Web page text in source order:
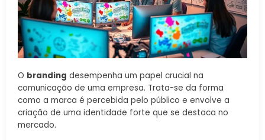
O branding desempenha um papel crucial na
comunicação de uma empresa. Trata-se da forma
como a marca é percebida pelo público e envolve a
criação de uma identidade forte que se destaca no
mercado.